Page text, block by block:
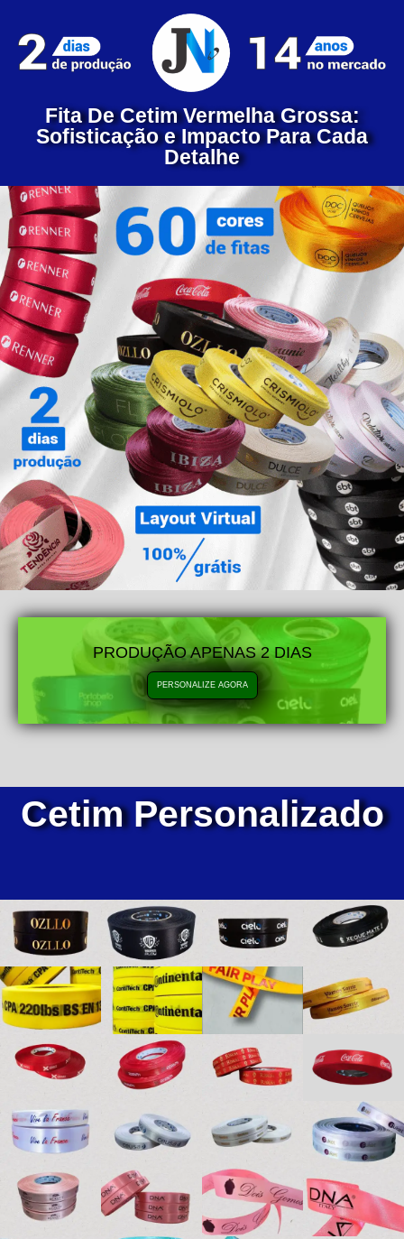
Fita De Cetim Vermelha Grossa:
Sofisticação e Impacto Para Cada
Detalhe
PRODUÇÃO APENAS 2 DIAS
PERSONALIZE AGORA
Cetim Personalizado